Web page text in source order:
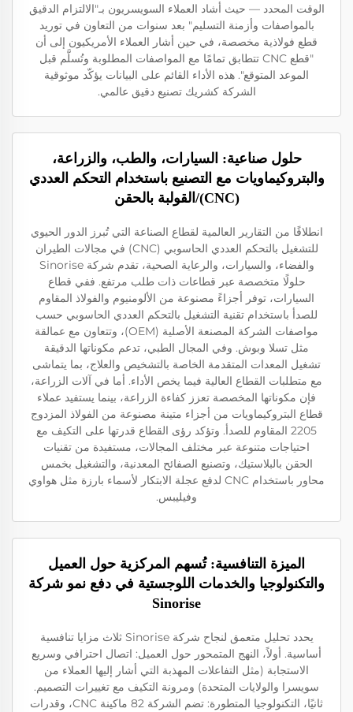
الوقت المحدد — حيث أشاد العملاء السويسريون بـ"الالتزام الدقيق
بالمواصفات وأزمنة التسليم" بعد سنوات من التعاون في توريد
قطع فولاذية مخصصة، في حين أشار العملاء الأمريكيون إلى أن
"قطع CNC تتطابق تمامًا مع المواصفات المطلوبة وتُسلَّم قبل
الموعد المتوقع". هذه الأداء القائم على البيانات يؤكّد موثوقية
الشركة كشريك تصنيع دقيق عالمي.
حلول صناعية: السيارات، والطب، والزراعة،
والبتروكيماويات مع التصنيع باستخدام التحكم العددي
(CNC)/القولبة بالحقن
انطلاقًا من التقارير العالمية لقطاع الصناعة التي تُبرز الدور الحيوي
للتشغيل بالتحكم العددي الحاسوبي (CNC) في مجالات الطيران
والفضاء، والسيارات، والرعاية الصحية، تقدم شركة Sinorise
حلولًا متخصصة عبر قطاعات ذات طلب مرتفع. ففي قطاع
السيارات، توفر أجزاءً مصنوعة من الألومنيوم والفولاذ المقاوم
للصدأ باستخدام تقنية التشغيل بالتحكم العددي الحاسوبي حسب
مواصفات الشركة المصنعة الأصلية (OEM)، وتتعاون مع عمالقة
مثل تسلا وبوش. وفي المجال الطبي، تدعم مكوناتها الدقيقة
تشغيل المعدات المتقدمة الخاصة بالتشخيص والعلاج، بما يتماشى
مع متطلبات القطاع العالية فيما يخص الأداء. أما في آلات الزراعة،
فإن مكوناتها المخصصة تعزز كفاءة الزراعة، بينما يستفيد عملاء
قطاع البتروكيماويات من أجزاء متينة مصنوعة من الفولاذ المزدوج
2205 المقاوم للصدأ. وتؤكد رؤى القطاع قدرتها على التكيف مع
احتياجات متنوعة عبر مختلف المجالات، مستفيدة من تقنيات
الحقن بالبلاستيك، وتصنيع الصفائح المعدنية، والتشغيل بخمس
محاور باستخدام CNC لدفع عجلة الابتكار لأسماء بارزة مثل هواوي
وفيليبس.
الميزة التنافسية: تُسهم المركزية حول العميل
والتكنولوجيا والخدمات اللوجستية في دفع نمو شركة
Sinorise
يحدد تحليل متعمق لنجاح شركة Sinorise ثلاث مزايا تنافسية
أساسية. أولاً، النهج المتمحور حول العميل: اتصال احترافي وسريع
الاستجابة (مثل التفاعلات المهذبة التي أشار إليها العملاء من
سويسرا والولايات المتحدة) ومرونة التكيف مع تغييرات التصميم.
ثانيًا، التكنولوجيا المتطورة: تضم الشركة 82 ماكينة CNC، وقدرات